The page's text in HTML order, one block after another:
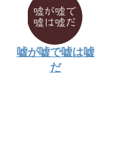
嘘が嘘で嘘は嘘
だ